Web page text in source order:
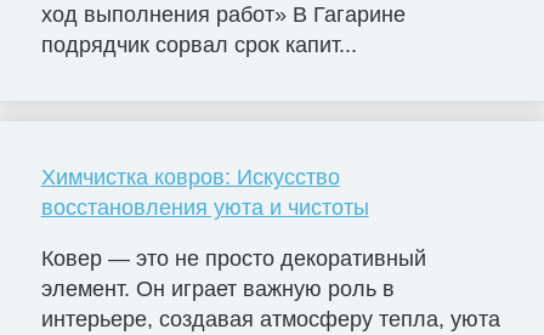
ход выполнения работ» В Гагарине
подрядчик сорвал срок капит...
Химчистка ковров: Искусство
восстановления уюта и чистоты
Ковер — это не просто декоративный
элемент. Он играет важную роль в
интерьере, создавая атмосферу тепла, уюта